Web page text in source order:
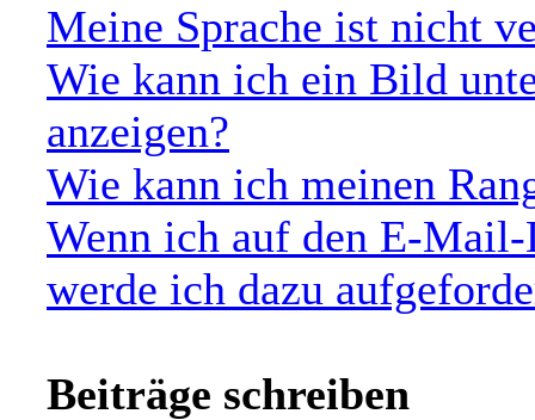
Meine Sprache ist nicht
Wie kann ich ein Bild
anzeigen?
Wie kann ich meinen
Wenn ich auf den E-
werde ich dazu
Beiträge schreiben